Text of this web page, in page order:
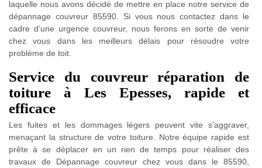
laquelle nous avons décidé de mettre en place notre service de
dépannage couvreur 85590. Si vous nous contactez dans le
cadre d’une urgence couvreur, nous ferons en sorte de venir
chez vous dans les meilleurs délais pour résoudre votre
problème de toit.
Service du couvreur réparation de
toiture à Les Epesses, rapide et
efficace
Les fuites et les dommages légers peuvent vite s'aggraver,
menaçant la structure de votre toiture. Notre équipe rapide est
prête à se déplacer en un rien de temps pour réaliser des
travaux de Dépannage couvreur chez vous dans le 85590,